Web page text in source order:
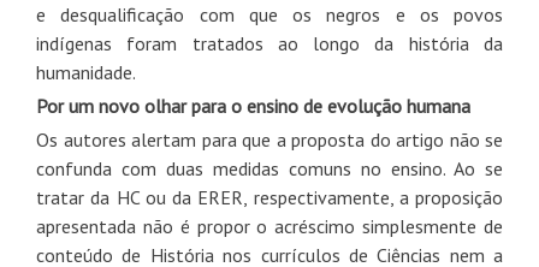
e desqualificação com que os negros e os povos
indígenas foram tratados ao longo da história da
humanidade.
Por um novo olhar para o ensino de evolução humana
Os autores alertam para que a proposta do artigo não se
confunda com duas medidas comuns no ensino. Ao se
tratar da HC ou da ERER, respectivamente, a proposição
apresentada não é propor o acréscimo simplesmente de
conteúdo de História nos currículos de Ciências nem a